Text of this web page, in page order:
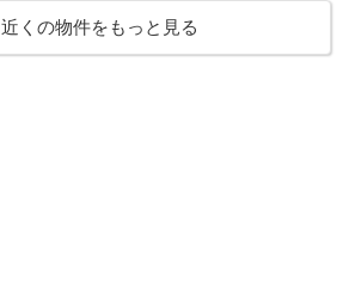
近くの物件をもっと見る